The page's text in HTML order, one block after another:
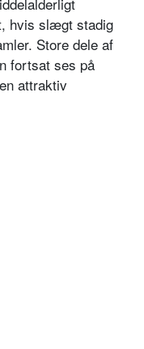
hvis slægt stadig
Store dele af
fortsat ses på
attraktiv